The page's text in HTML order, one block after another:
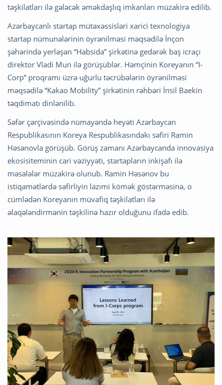
təşkilatları ilə gələcək əməkdaşlıq imkanları müzakirə edilib.
Azərbaycanlı startap mütəxəssisləri xarici texnologiya
startap nümunələrinin öyrənilməsi məqsədilə İnçon
şəhərində yerləşən “Habsida” şirkətinə gedərək baş icraçı
direktor Vladi Mun ilə görüşüblər. Həmçinin Koreyanın “I-
Corp” proqramı üzrə uğurlu təcrübələrin öyrənilməsi
məqsədilə “Kakao Mobility” şirkətinin rəhbəri İnsil Baekin
təqdimatı dinlənilib.
Səfər çərçivəsində nümayəndə heyəti Azərbaycan
Respublikasının Koreya Respublikasındakı səfiri Ramin
Həsənovla görüşüb. Görüş zamanı Azərbaycanda innovasiya
ekosisiteminin cari vəziyyəti, startapların inkişafı ilə
məsələlər müzakirə olunub. Ramin Həsənov bu
istiqamətlərdə səfirliyin lazımi kömək göstərməsinə, o
cümlədən Koreyanın müvafiq təşkilatları ilə
əlaqələndirmənin təşkilinə hazır olduğunu ifadə edib.